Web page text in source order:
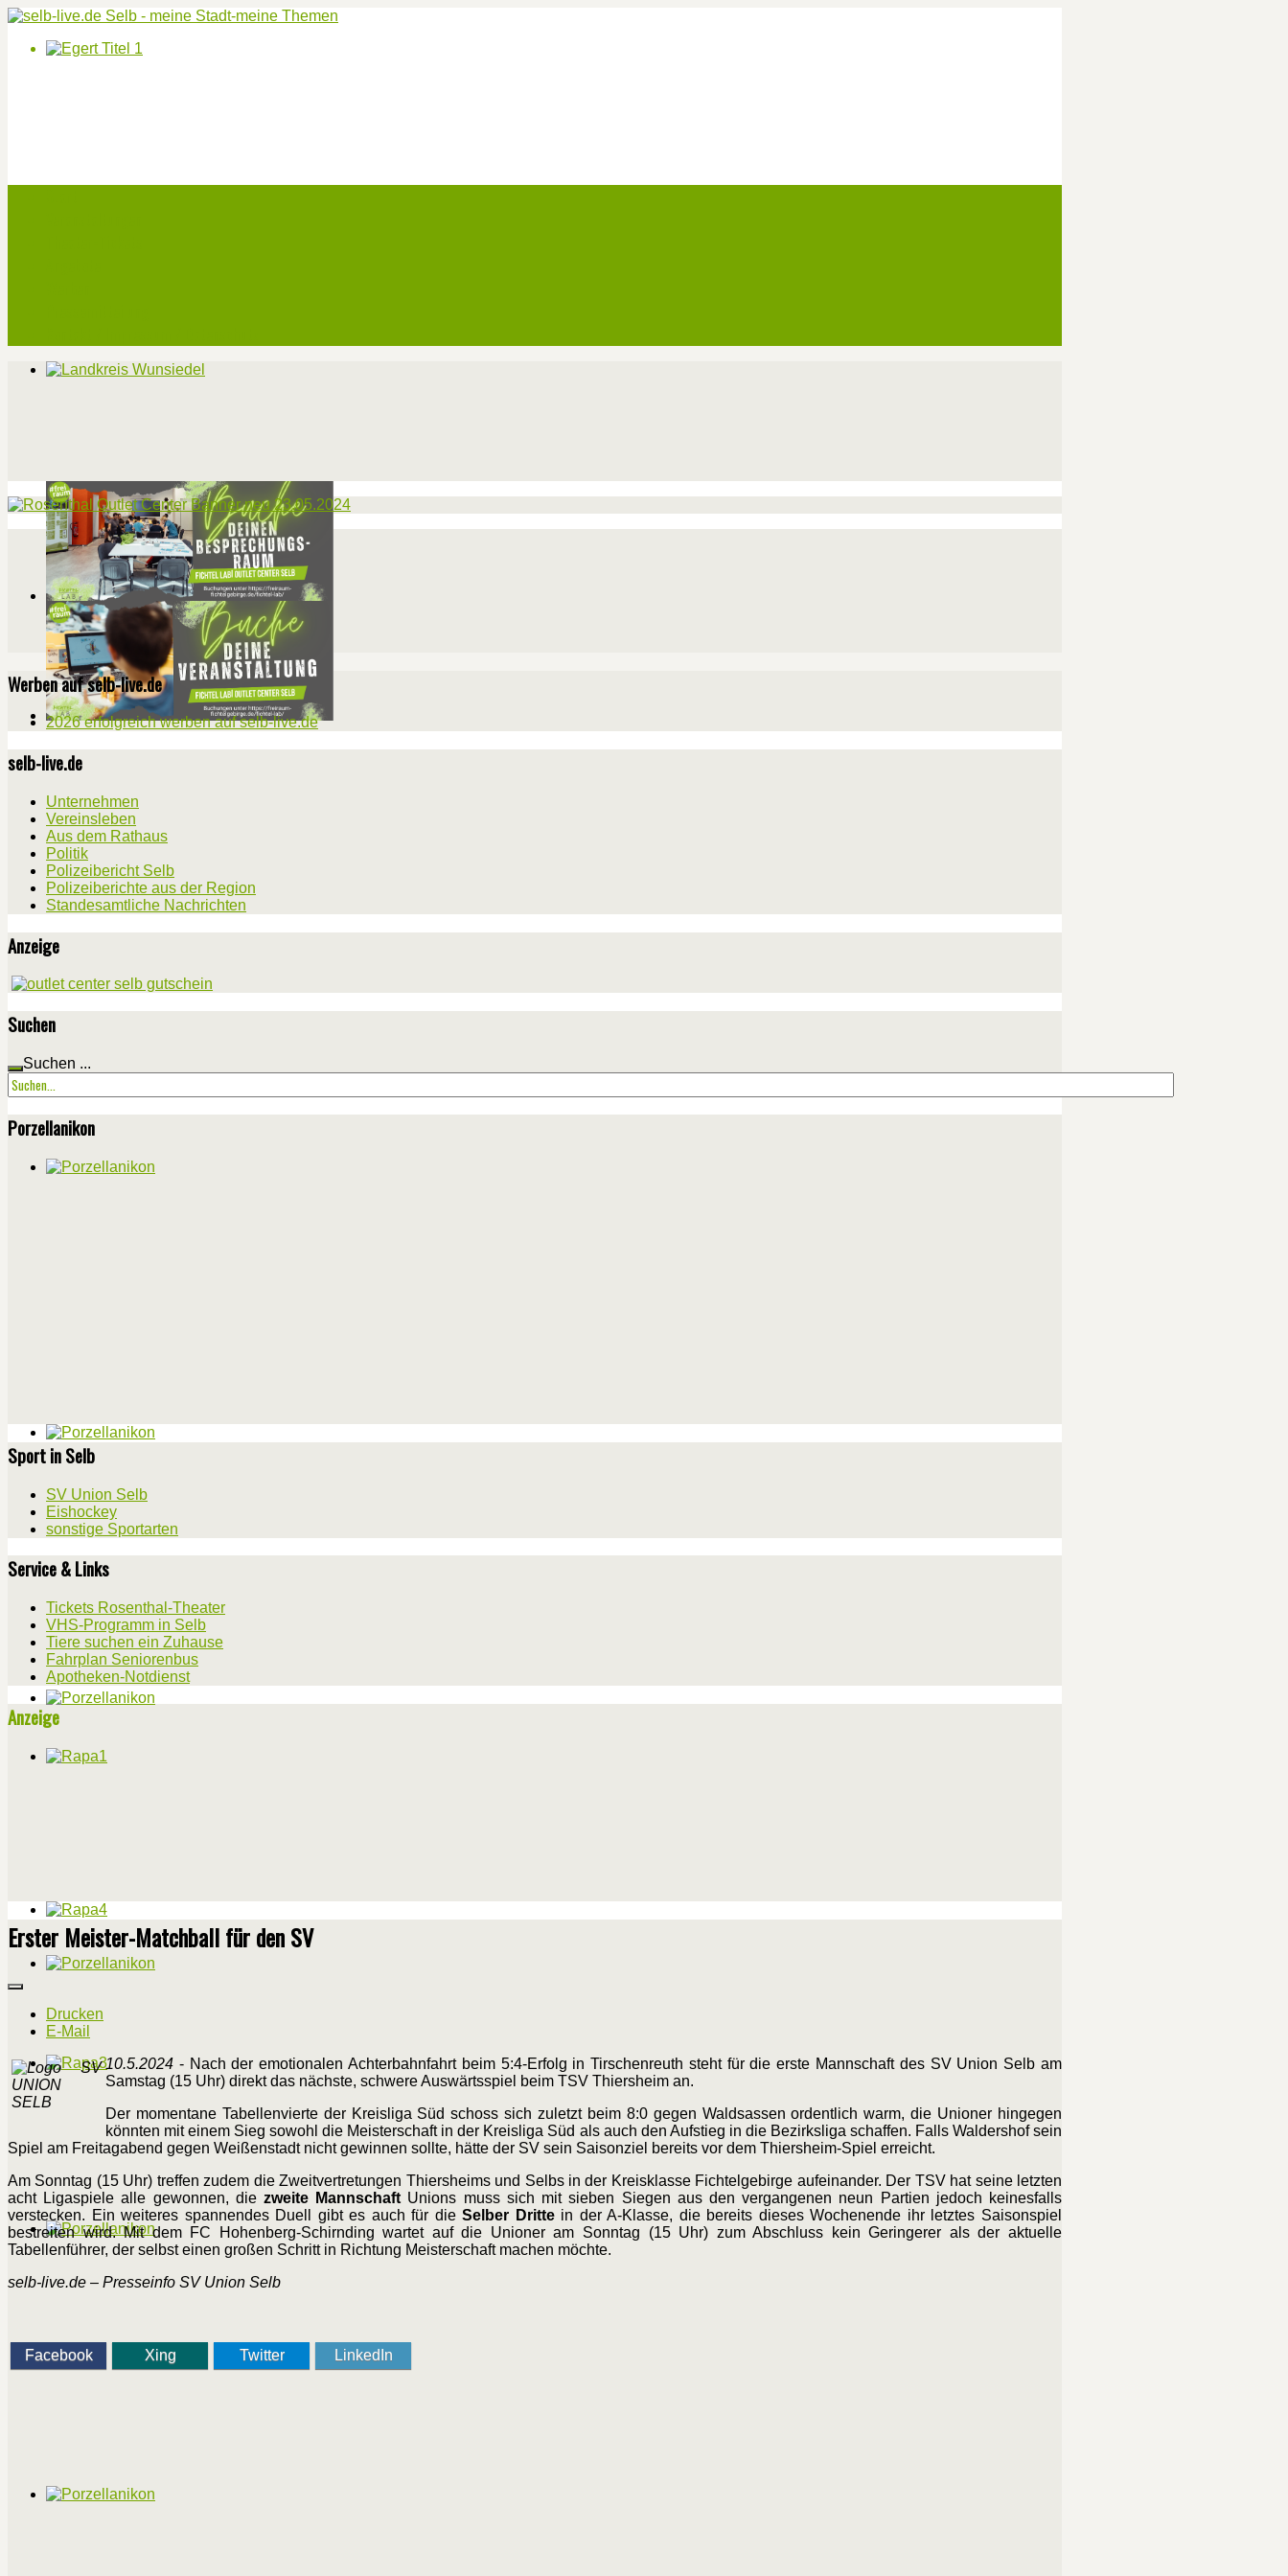
Werben auf selb-live.de
2026 erfolgreich werben auf selb-live.de
selb-live.de
Unternehmen
Vereinsleben
Aus dem Rathaus
Politik
Polizeibericht Selb
Polizeiberichte aus der Region
Standesamtliche Nachrichten
Anzeige
Suchen
Suchen ...
Porzellanikon
Sport in Selb
SV Union Selb
Eishockey
sonstige Sportarten
Service & Links
Tickets Rosenthal-Theater
VHS-Programm in Selb
Tiere suchen ein Zuhause
Fahrplan Seniorenbus
Apotheken-Notdienst
Anzeige
Erster Meister-Matchball für den SV
Drucken
E-Mail
10.5.2024 - Nach der emotionalen Achterbahnfahrt beim 5:4-Erfolg in Tirschenreuth steht für die erste Mannschaft des SV Union Selb am
Samstag (15 Uhr) direkt das nächste, schwere Auswärtsspiel beim TSV Thiersheim an.
Der momentane Tabellenvierte der Kreisliga Süd schoss sich zuletzt beim 8:0 gegen Waldsassen ordentlich warm, die Unioner hingegen
könnten mit einem Sieg sowohl die Meisterschaft in der Kreisliga Süd als auch den Aufstieg in die Bezirksliga schaffen. Falls Waldershof sein
Spiel am Freitagabend gegen Weißenstadt nicht gewinnen sollte, hätte der SV sein Saisonziel bereits vor dem Thiersheim-Spiel erreicht.
Am Sonntag (15 Uhr) treffen zudem die Zweitvertretungen Thiersheims und Selbs in der Kreisklasse Fichtelgebirge aufeinander. Der TSV hat seine letzten
acht Ligaspiele alle gewonnen, diezweite Mannschaft Unions muss sich mit sieben Siegen aus den vergangenen neun Partien jedoch keinesfalls
verstecken. Ein weiteres spannendes Duell gibt es auch für dieSelber Drittein der A-Klasse, die bereits dieses Wochenende ihr letztes Saisonspiel
bestreiten wird. Mit dem FC Hohenberg-Schirnding wartet auf die Unioner am Sonntag (15 Uhr) zum Abschluss kein Geringerer als der aktuelle
Tabellenführer, der selbst einen großen Schritt in Richtung Meisterschaft machen möchte.
selb-live.de – Presseinfo SV Union Selb
Facebook Xing Twitter LinkedIn